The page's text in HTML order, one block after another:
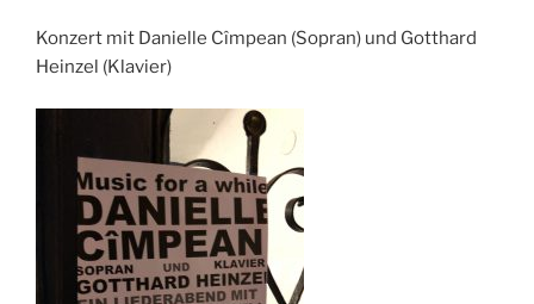
Konzert mit Danielle Cîmpean (Sopran) und Gotthard
Heinzel (Klavier)